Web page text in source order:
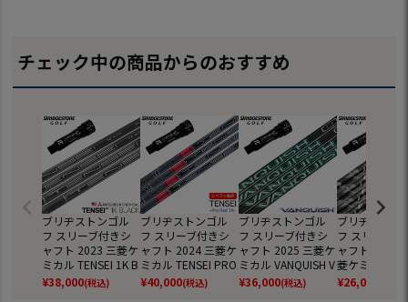
チェック中の商品からのおすすめ
ブリヂストンゴル
フ スリーブ付きシ
ャフト 2023 三菱ケ
ミカル TENSEI 1K B
lack テンセイ ワン
ケー ブラック USA
¥38,000(税込)
ブリヂストンゴル
フ スリーブ付きシ
ャフト 2024 三菱ケ
ミカル TENSEI PRO
RED 1K (B1～B4／
TOUR B／J815／J7
¥40,000(税込)
ブリヂストンゴル
フ スリーブ付きシ
ャフト 2025 三菱ケ
ミカル VANQUISH V
V ヴァンキッシュ
ヴィヴィ 日本正規
¥36,000(税込)
ブリヂストン
フ スリーブ付
ャフト 2025
菱ケミカル
rk Waves Red
リ DWレッド
¥26,000